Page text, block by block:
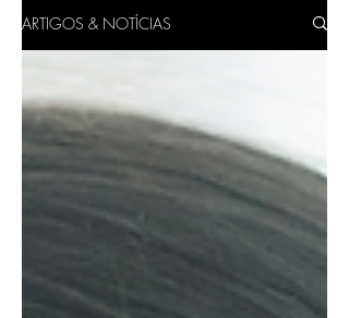
ARTIGOS & NOTÍCIAS